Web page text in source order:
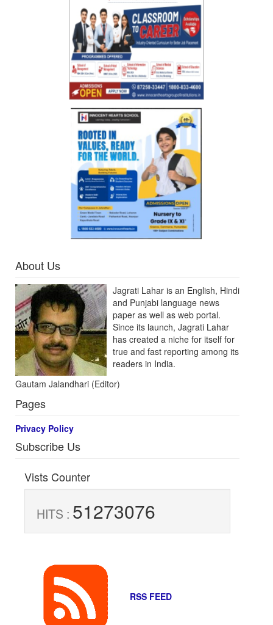
About Us
Jagrati Lahar is an English, Hindi
and Punjabi language news
paper as well as web portal.
Since its launch, Jagrati Lahar
has created a niche for itself for
true and fast reporting among its
readers in India.
Gautam Jalandhari (Editor)
Pages
Privacy Policy
Subscribe Us
Vists Counter
HITS : 51273076
RSS FEED